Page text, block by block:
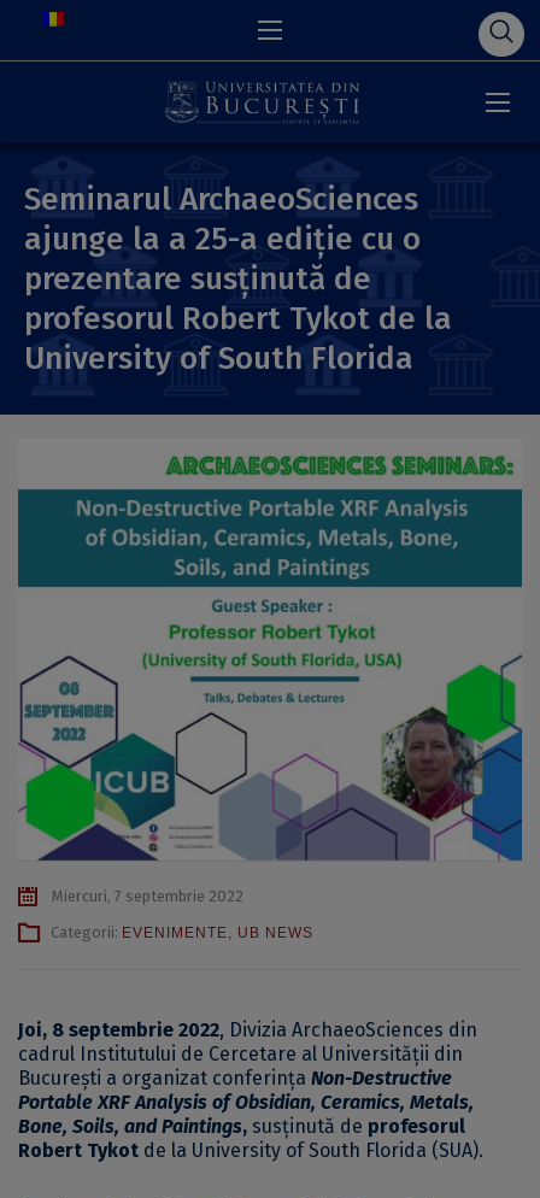
Seminarul ArchaeoSciences
ajunge la a 25-a ediție cu o
prezentare susținută de
profesorul Robert Tykot de la
University of South Florida
Miercuri, 7 septembrie 2022
Categorii: EVENIMENTE, UB NEWS
Joi, 8 septembrie 2022, Divizia ArchaeoSciences din
cadrul Institutului de Cercetare al Universității din
București a organizat conferința Non-Destructive
Portable XRF Analysis of Obsidian, Ceramics, Metals,
Bone, Soils, and Paintings, susținută de profesorul
Robert Tykot de la University of South Florida (SUA).